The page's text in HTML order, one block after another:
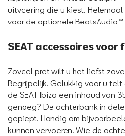
uitvoering die u kiest.
voor de optionele BeatsAudio™
SEAT accessoires voor
Zoveel pret wilt u het liefst
Begrijpelijk. Gelukkig voor u
de SEAT Ibiza een inhoud van
genoeg? De achterbank in
gepiept. Handig om
kunnen vervoeren. Wie de